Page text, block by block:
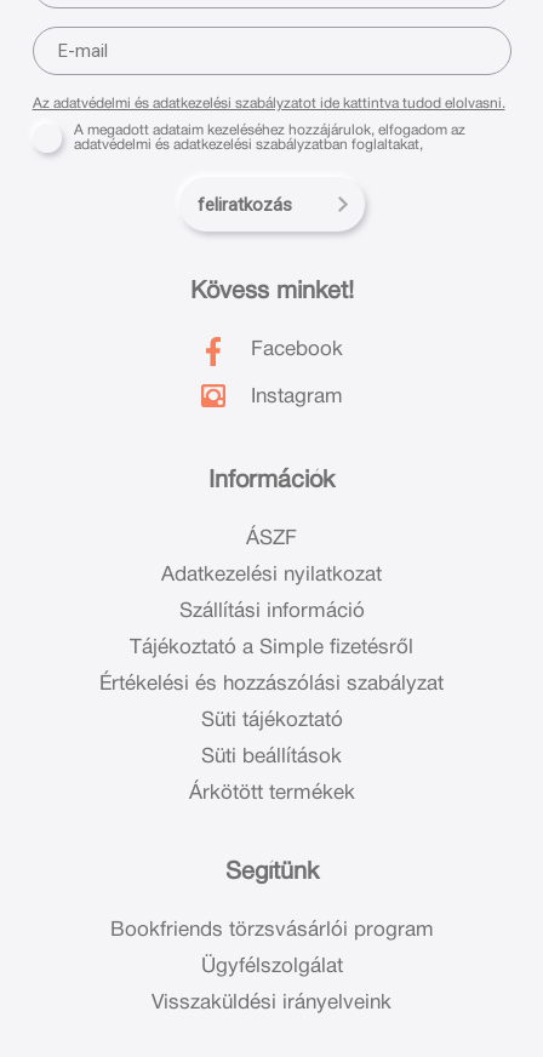
Információk
ÁSZF
Adatkezelési nyilatkozat
Szállítási információ
Tájékoztató a Simple fizetésről
Értékelési és hozzászólási szabályzat
Süti tájékoztató
Süti beállítások
Árkötött termékek
Segítünk
Bookfriends törzsvásárlói program
Ügyfélszolgálat
Visszaküldési irányelveink
Kövess minket!
Facebook
Instagram
Az adatvédelmi és adatkezelési szabályzatot ide kattintva tudod elolvasni.
A megadott adataim kezeléséhez hozzájárulok, elfogadom az
adatvédelmi és adatkezelési szabályzatban foglaltakat,
feliratkozás